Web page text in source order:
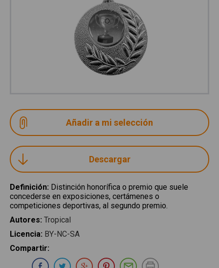
Descargar
Definición: Distinción honorífica o premio que suele
concederse en exposiciones, certámenes o
competiciones deportivas, al segundo premio.
Autores: Tropical
Licencia: BY-NC-SA
Compartir:
Compartir en Whatsapp
Compartir en Facebook
Compartir en Twitter
Compartir en Google Plus
Compartir en Pinterest
Compartir por E-